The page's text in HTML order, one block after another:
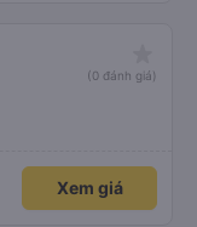
(0 đánh giá)
Xem giá